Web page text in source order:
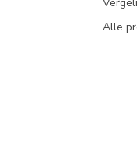
Alle